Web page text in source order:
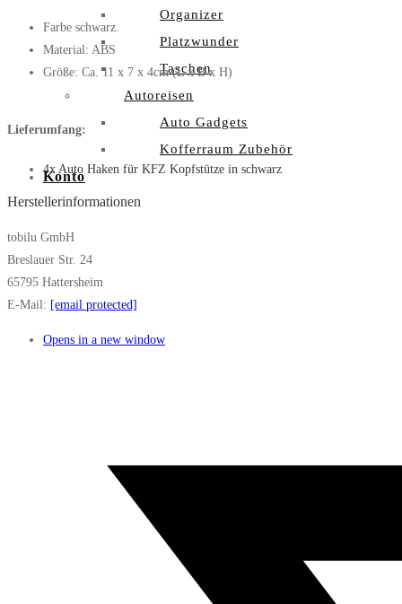
Organizer
Platzwunder
Taschen
Autoreisen
Auto Gadgets
Kofferraum Zubehör
Konto
Farbe schwarz.
Material: ABS
Größe: Ca. 11 x 7 x 4cm (L x B x H)
Lieferumfang:
4x Auto Haken für KFZ Kopfstütze in schwarz
Herstellerinformationen
tobilu GmbH
Breslauer Str. 24
65795 Hattersheim
E-Mail: [email protected]
Opens in a new window